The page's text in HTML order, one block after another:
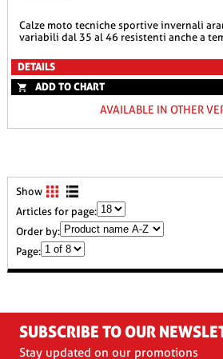
calze moto tecniche sportive invernali arancioni xtech taglie
variabili dal 35 al 46 resistenti anche a
DETAILS
ADD TO CHART
AVAILABLE IN OTHER
Show
Articles for page:
Order by:
Page:
SUBSCRIBE TO OUR
Stay updated on our promotions